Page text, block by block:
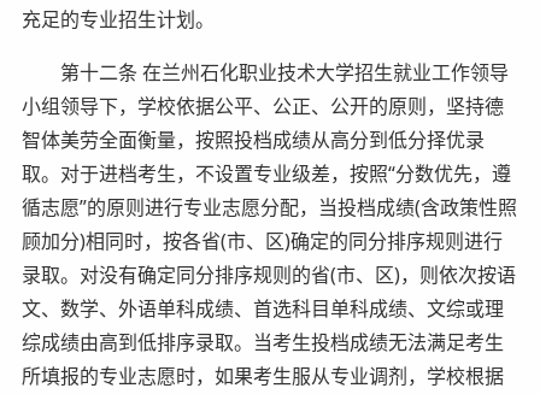
充足的专业招生计划。
第十二条 在兰州石化职业技术大学招生就业工作领导
小组领导下，学校依据公平、公正、公开的原则，坚持德
智体美劳全面衡量，按照投档成绩从高分到低分择优录
取。对于进档考生，不设置专业级差，按照“分数优先，遵
循志愿”的原则进行专业志愿分配，当投档成绩(含政策性照
顾加分)相同时，按各省(市、区)确定的同分排序规则进行
录取。对没有确定同分排序规则的省(市、区)，则依次按语
文、数学、外语单科成绩、首选科目单科成绩、文综或理
综成绩由高到低排序录取。当考生投档成绩无法满足考生
所填报的专业志愿时，如果考生服从专业调剂，学校根据